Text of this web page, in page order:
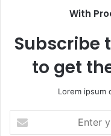
With
Subscribe
to get
Lorem ipsum